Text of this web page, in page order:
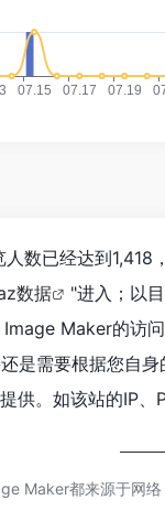
数已经达到1,418
数据
"进入；以
Maker的访
是需要根据您自
供。如该站的IP、
Maker都来源于网